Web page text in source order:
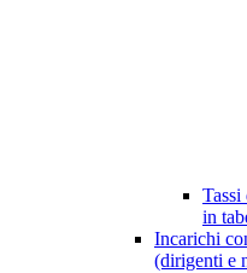
Tassi
in
Incarichi
(dirigenti e